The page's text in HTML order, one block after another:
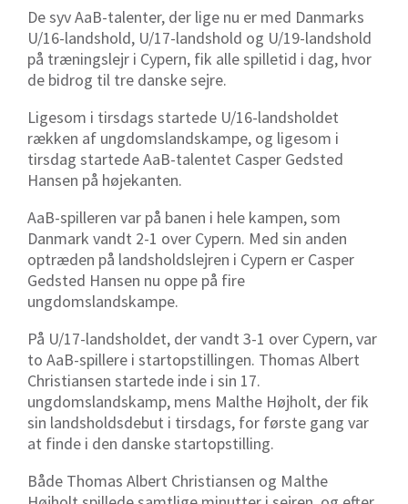
De syv AaB-talenter, der lige nu er med Danmarks
U/16-landshold, U/17-landshold og U/19-landshold
på træningslejr i Cypern, fik alle spilletid i dag, hvor
de bidrog til tre danske sejre.
Ligesom i tirsdags startede U/16-landsholdet
rækken af ungdomslandskampe, og ligesom i
tirsdag startede AaB-talentet Casper Gedsted
Hansen på højekanten.
AaB-spilleren var på banen i hele kampen, som
Danmark vandt 2-1 over Cypern. Med sin anden
optræden på landsholdslejren i Cypern er Casper
Gedsted Hansen nu oppe på fire
ungdomslandskampe.
På U/17-landsholdet, der vandt 3-1 over Cypern, var
to AaB-spillere i startopstillingen. Thomas Albert
Christiansen startede inde i sin 17.
ungdomslandskamp, mens Malthe Højholt, der fik
sin landsholdsdebut i tirsdags, for første gang var
at finde i den danske startopstilling.
Både Thomas Albert Christiansen og Malthe